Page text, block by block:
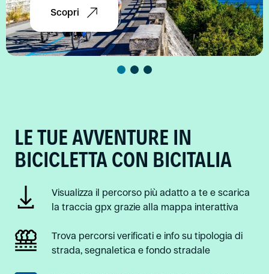
Scopri
LE TUE AVVENTURE IN
BICICLETTA CON BICITALIA
Visualizza il percorso più adatto a te e scarica
la traccia gpx grazie alla mappa interattiva
Trova percorsi verificati e info su tipologia di
strada, segnaletica e fondo stradale